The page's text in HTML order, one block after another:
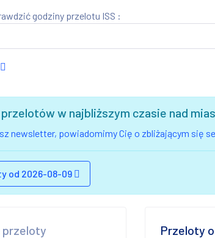
godziny przelotu ISS :
w najbliższym czasie nad
newsletter, powiadomimy Cię o zbliżającym się
od 2026-08-09
przeloty Przeloty